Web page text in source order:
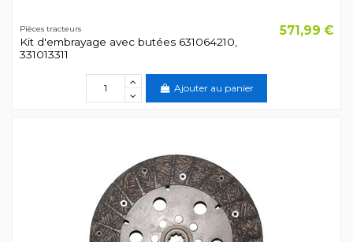
Pièces tracteurs
Kit d'embrayage avec butées 631064210,
331013311
571,99 €
Ajouter au panier